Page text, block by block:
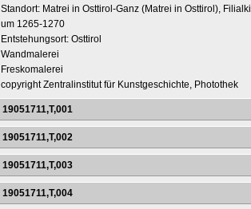
Standort: Matrei in Osttirol-Ganz (Matrei in Osttirol),
um 1265-1270
Entstehungsort: Osttirol
Wandmalerei
Freskomalerei
copyright Zentralinstitut für Kunstgeschichte, Photothek
19051711,T,001
19051711,T,002
19051711,T,003
19051711,T,004